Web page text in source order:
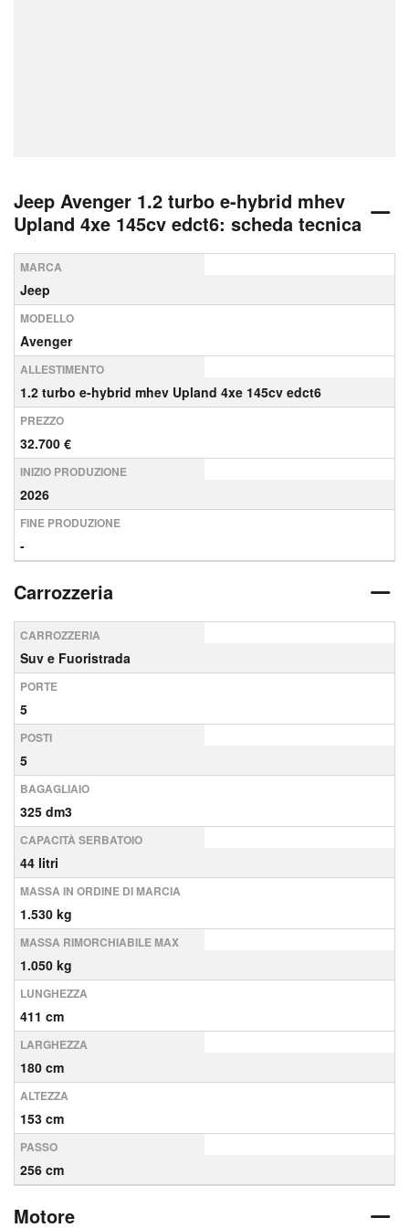
Jeep Avenger 1.2 turbo e-hybrid mhev
Upland 4xe 145cv edct6: scheda tecnica
MARCA
Jeep
MODELLO
Avenger
ALLESTIMENTO
1.2 turbo e-hybrid mhev Upland 4xe 145cv edct6
PREZZO
32.700 €
INIZIO PRODUZIONE
2026
FINE PRODUZIONE
-
Carrozzeria
CARROZZERIA
Suv e Fuoristrada
PORTE
5
POSTI
5
BAGAGLIAIO
325 dm3
CAPACITÀ SERBATOIO
44 litri
MASSA IN ORDINE DI MARCIA
1.530 kg
MASSA RIMORCHIABILE MAX
1.050 kg
LUNGHEZZA
411 cm
LARGHEZZA
180 cm
ALTEZZA
153 cm
PASSO
256 cm
Motore